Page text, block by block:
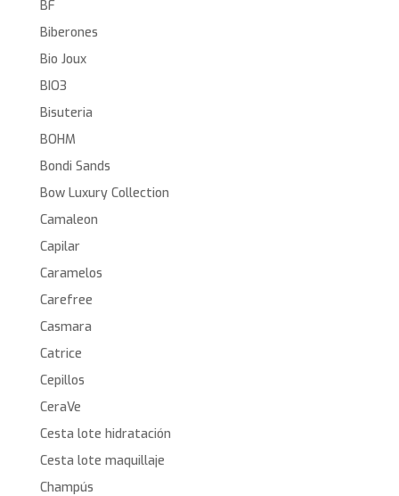
BF
Biberones
Bio Joux
BIO3
Bisuteria
BOHM
Bondi Sands
Bow Luxury Collection
Camaleon
Capilar
Caramelos
Carefree
Casmara
Catrice
Cepillos
CeraVe
Cesta lote hidratación
Cesta lote maquillaje
Champús